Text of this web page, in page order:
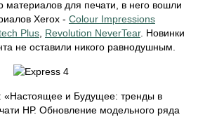
материалов для печати, в него вошли
Xerox - Colour Impressions
Plus Revolution NeverTear. Новинки
не оставили никого равнодушным.
«Настоящее и Будущее: тренды в
НР. Обновление модельного ряда